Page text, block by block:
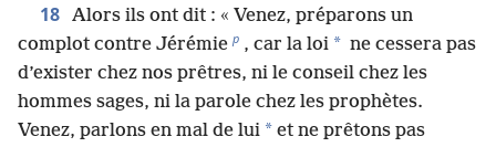
18 Alors ils ont dit : « Venez, préparons un
complot contre Jérémie p , car la loi * ne cessera pas
d’exister chez nos prêtres, ni le conseil chez les
hommes sages, ni la parole chez les prophètes.
Venez, parlons en mal de lui * et ne prêtons pas